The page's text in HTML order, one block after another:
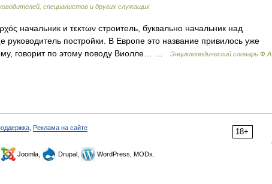
специалистов и других служащих
начальник и τεκτων строитель, буквально начальник над
руководитель постройки. В Европе это название привилось уже
говорит по этому поводу Виолле… …
Энциклопедический словарь Ф.А.
18+
Реклама на сайте
Joomla, Drupal, WordPress, MODx.